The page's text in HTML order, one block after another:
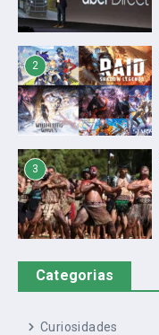
2
3
Categorias
Curiosidades